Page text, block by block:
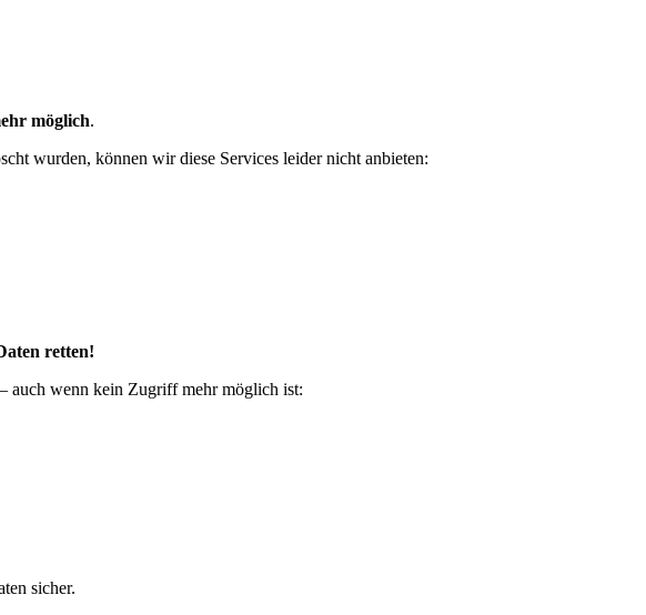
möglich.
wurden, können wir diese Services leider nicht anbieten:
retten!
auch wenn kein Zugriff mehr möglich ist:
sicher.